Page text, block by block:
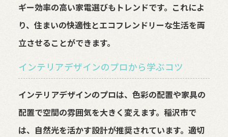
ギー効率の高い家電選びもトレンドです。これによ
り、住まいの快適性とエコフレンドリーな生活を両
立させることができます。
インテリアデザインのプロから学ぶコツ
インテリアデザインのプロは、色彩の配置や家具の
配置で空間の雰囲気を大きく変えます。稲沢市で
は、自然光を活かす設計が推奨されています。適切